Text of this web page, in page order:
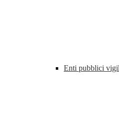
Enti pubblici